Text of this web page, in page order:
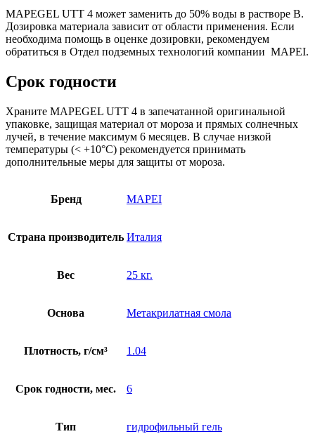
MAPEGEL UTT 4 может заменить до 50% воды в растворе В.
Дозировка материала зависит от области применения. Если
необходима помощь в оценке дозировки, рекомендуем
обратиться в Отдел подземных технологий компании MAPEI.
Срок годности
Храните MAPEGEL UTT 4 в запечатанной оригинальной
упаковке, защищая материал от мороза и прямых солнечных
лучей, в течение максимум 6 месяцев. В случае низкой
температуры (< +10°C) рекомендуется принимать
дополнительные меры для защиты от мороза.
Бренд MAPEI
Страна производитель Италия
Вес 25 кг.
Основа Метакрилатная смола
Плотность, г/см³ 1.04
Срок годности, мес. 6
Тип гидрофильный гель